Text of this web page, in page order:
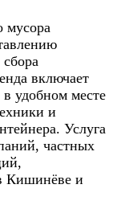
мусора
включает
в удобном месте
и
Услуга
частных
Кишинёве и